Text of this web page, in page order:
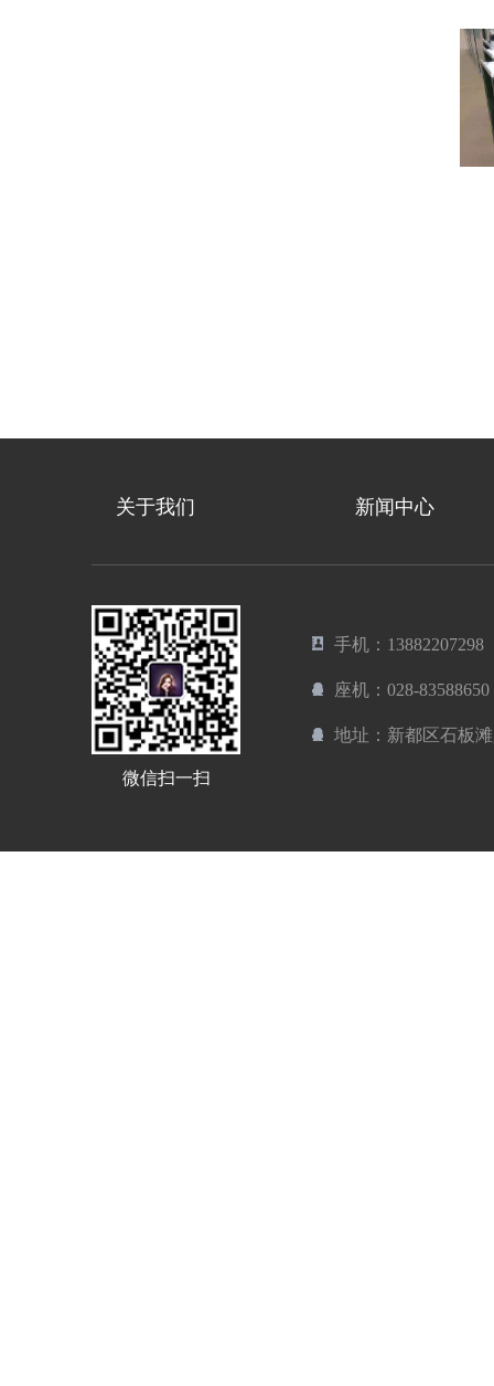
关于我们 新闻中心
微信扫一扫
手机：13882207298
座机：028-83588650
地址：新都区石板